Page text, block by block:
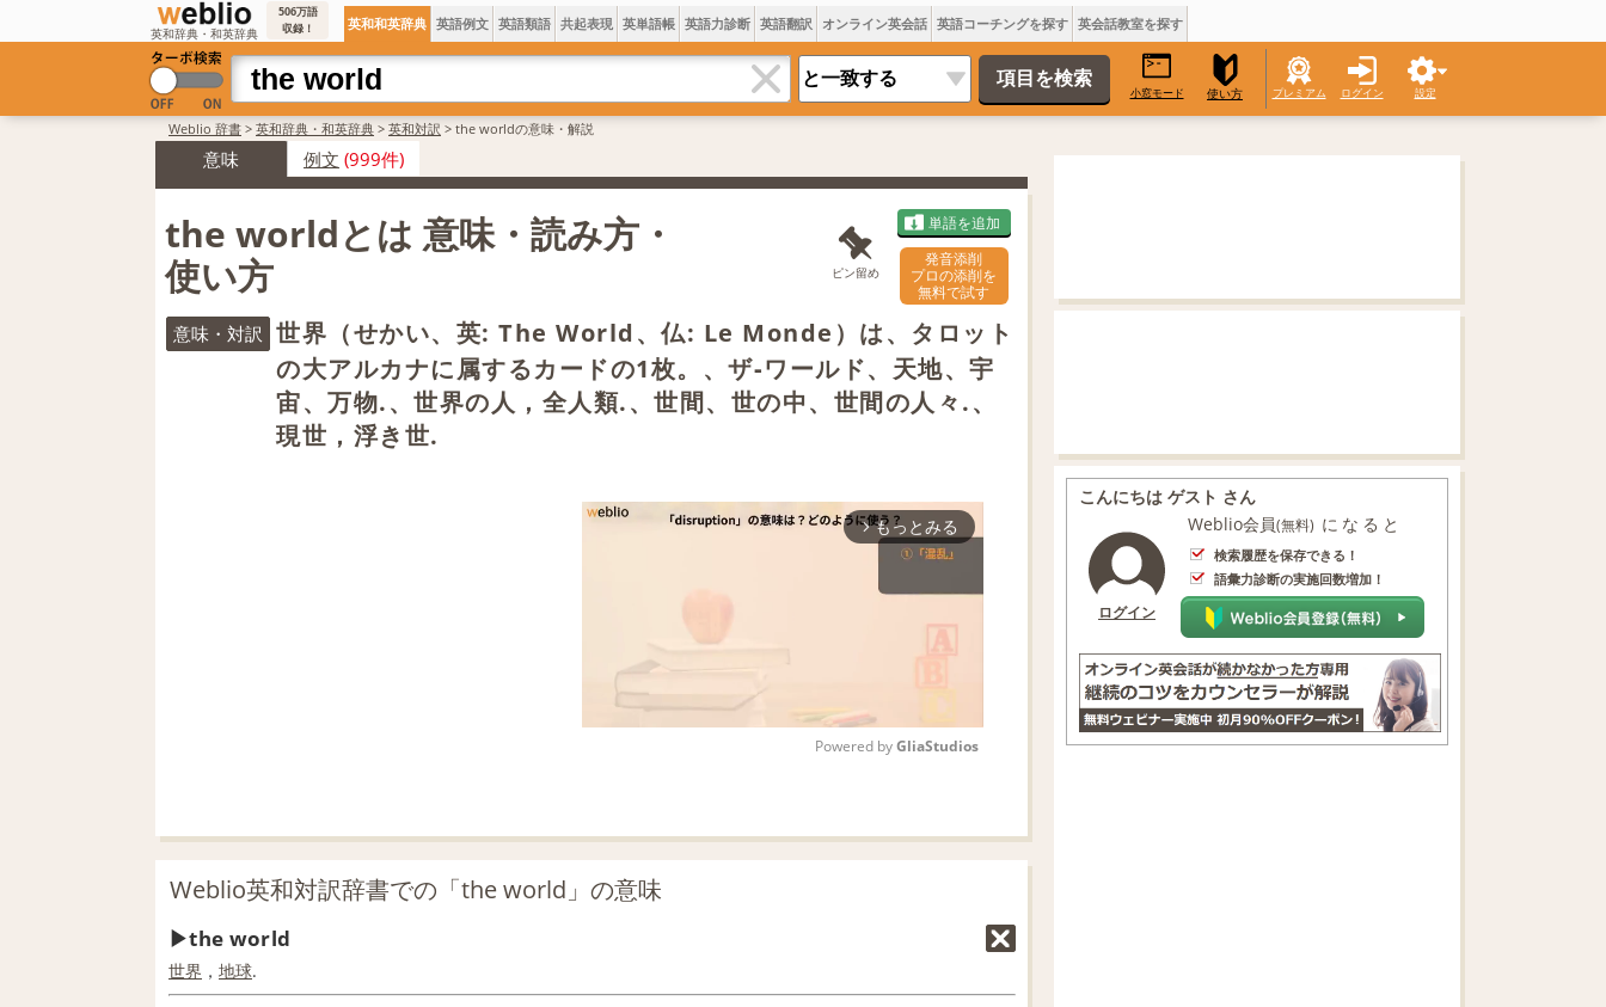
英和辞典・和英辞典
506万語
収録！
英和和英辞典 英語例文 英語類語 共起表現 英単語帳 英語力診断 英語翻訳 オンライン英会話 英語コーチングを探す 英会話教室を探す
小窓モード 使い方 プレミアム ログイン 設定
Weblio 辞書 > 英和辞典・和英辞典 > 英和対訳 > the worldの意味・解説
意味 例文 (999件)
the worldとは 意味・読み方・
使い方
ピン留め
単語を追加
発音添削
プロの添削を
無料で試す
意味・対訳
世界（せかい、英: The World、仏: Le Monde）は、タロット
の大アルカナに属するカードの1枚。、ザ‐ワールド、天地、宇
宙、万物.、世界の人，全人類.、世間、世の中、世間の人々.、
現世，浮き世.
arrow_forward_ios もっとみる
Powered by GliaStudios
Weblio英和対訳辞書での「the world」の意味
the world
世界 ， 地球.
こんにちは ゲスト さん
ログイン
Weblio会員(無料) になると
検索履歴を保存できる！
語彙力診断の実施回数増加！